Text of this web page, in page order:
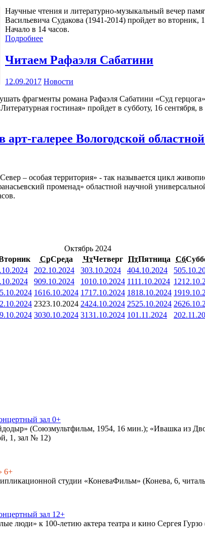
Научные чтения и литературно-музыкальный вечер
Васильевича Судакова (1941-2014) пройдет во
Начало в 14 часов.
Подробнее
Читаем Рафаэля Сабатини
12.09.2017 Новости
фрагменты романа Рафаэля Сабатини «Суд
гостиная» пройдет в субботу, 16
галерее Вологодской
– особая территория» - так называется цикл
променад» областной научной
Октябрь 2024
СрСреда ЧтЧетверг ПтПятница Сб
202.10.2024 303.10.2024 404.10.2024 5
909.10.2024 1010.10.2024 1111.10.2024 12
1616.10.2024 1717.10.2024 1818.10.2024 19
2323.10.2024 2424.10.2024 2525.10.2024 26
3030.10.2024 3131.10.2024 101.11.2024 2
зал 0+
(Союзмультфильм, 1954, 16 мин.); «Ивашка из
1, зал № 12)
6+
студии «КоневаФильм» (Конева, 6,
зал 12+
люди» к 100-летию актера театра и кино Сергея